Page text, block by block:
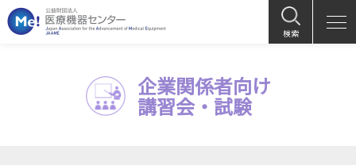
検索
企業関係者向け
講習会・試験